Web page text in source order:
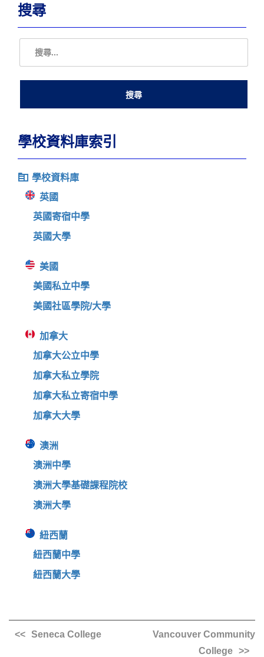
搜尋
學校資料庫索引
學校資料庫
英國
英國寄宿中學
英國大學
美國
美國私立中學
美國社區學院/大學
加拿大
加拿大公立中學
加拿大私立學院
加拿大私立寄宿中學
加拿大大學
澳洲
澳洲中學
澳洲大學基礎課程院校
澳洲大學
紐西蘭
紐西蘭中學
紐西蘭大學
Seneca College
Vancouver Community
College